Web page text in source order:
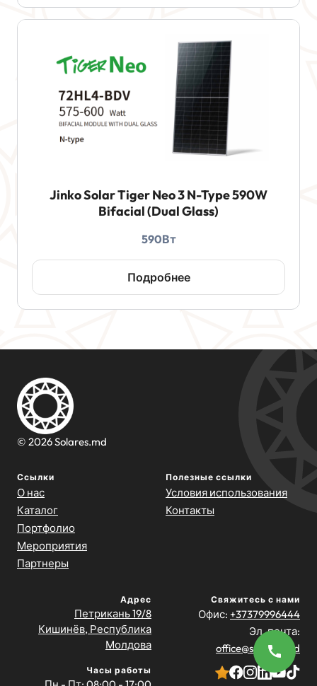
Jinko Solar Tiger Neo 3 N-Type 590W
Bifacial (Dual Glass)
590Вт
Подробнее
© 2026 Solares.md
Ссылки
О нас
Каталог
Портфолио
Мероприятия
Партнеры
Полезные ссылки
Условия использования
Контакты
Адрес
Петрикань 19/8
Кишинёв, Республика
Молдова
Часы работы
Свяжитесь с нами
Офис: +37379996444
Эл. почта:
office@solares.md